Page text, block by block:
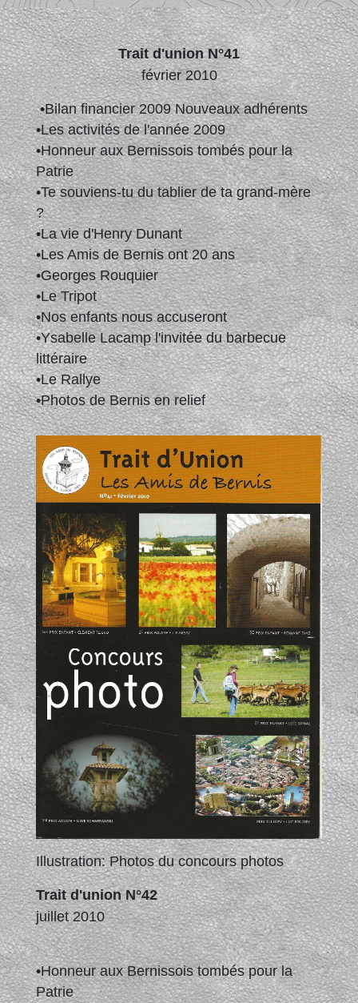
Trait d'union N°41
février 2010
•Bilan financier 2009 Nouveaux adhérents
•Les activités de l'année 2009
•Honneur aux Bernissois tombés pour la
Patrie
•Te souviens-tu du tablier de ta grand-mère
?
•La vie d'Henry Dunant
•Les Amis de Bernis ont 20 ans
•Georges Rouquier
•Le Tripot
•Nos enfants nous accuseront
•Ysabelle Lacamp l'invitée du barbecue
littéraire
•Le Rallye
•Photos de Bernis en relief
Illustration: Photos du concours photos
Trait d'union N°42
juillet 2010
•Honneur aux Bernissois tombés pour la
Patrie